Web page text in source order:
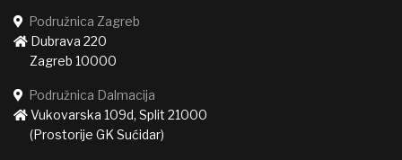
Podružnica Zagreb
Dubrava 220
Zagreb 10000
Podružnica Dalmacija
Vukovarska 109d, Split 21000
(Prostorije GK Sućidar)